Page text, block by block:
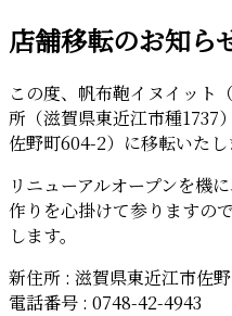
日:
店舗移転のお知ら
この度、帆布鞄イヌイット
所（滋賀県東近江市種1737
佐野町604-2）に移転いたし
リニューアルオープンを機
作りを心掛けて参りますの
します。
新住所 : 滋賀県東近江市佐
電話番号 : 0748-42-4943